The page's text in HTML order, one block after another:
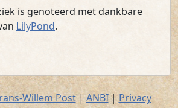
is genoteerd met dankbare
LilyPond.
Willem Post|ANBI| Privacy